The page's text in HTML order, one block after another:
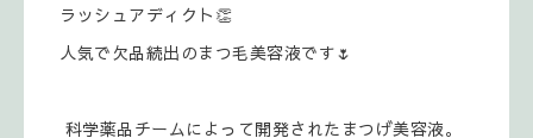
ラッシュアディクト👏
人気で欠品続出のまつ毛美容液です🌷
科学薬品チームによって開発されたまつげ美容液。